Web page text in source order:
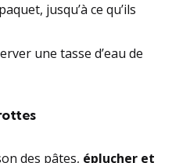
jusqu’à ce qu’ils
une tasse d’eau de
des pâtes, éplucher et